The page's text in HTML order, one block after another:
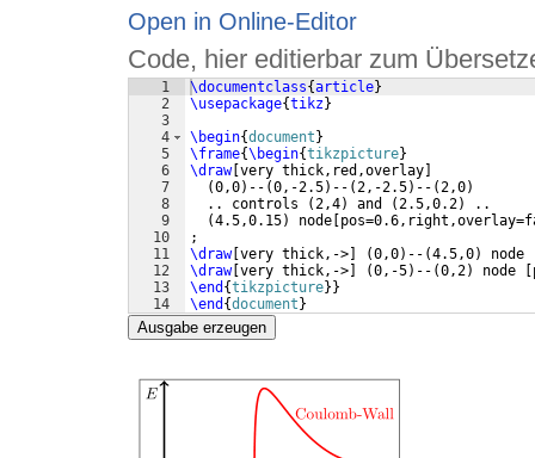
Open in Online-Editor
Code, hier editierbar zum
1
2
3
4
5
6
7
8
9
10
11
12
13
14
\documentclass{article}
\usepackage{tikz}
\begin{document }
\frame{\begin{tikzpicture}
\draw[ very thick,red,overlay
(0,0) -- (0,-2.5) -- (2,-2.5) -- (2,0)
  .. controls
(2,4) and (2.5,0.2)
..
(4.5,0.15) node
;
\draw[ very thick,-> (0,0) -- (4.5,0) node
\draw[ very thick,-> (0,-5) -- (0,2) node
\end {tikzpicture} }
\end {document }
Ausgabe erzeugen